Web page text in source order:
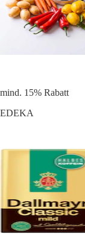
mind. 15% Rabatt
EDEKA